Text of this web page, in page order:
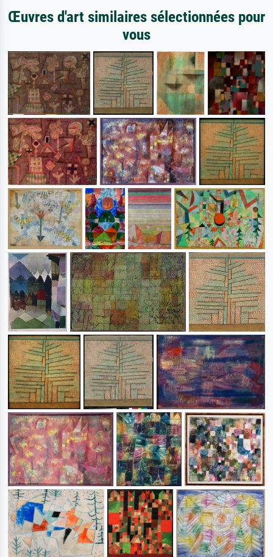
Œuvres d'art similaires sélectionnées pour
vous